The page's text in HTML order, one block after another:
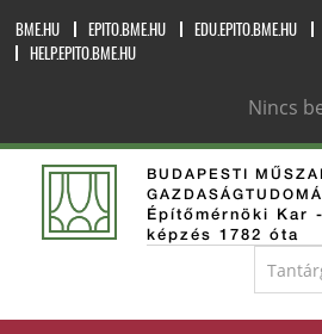
BME.HU EPITO.BME.HU EDU.EPITO.BME.HU
HELP.EPITO.BME.HU
Nincs
BUDAPESTI
Építőmérnöki Kar - építőmérnök
képzés 1782 óta